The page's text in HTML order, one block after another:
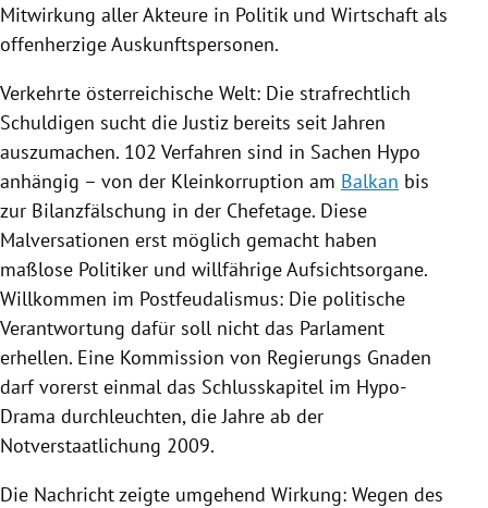
Mitwirkung aller Akteure in Politik und Wirtschaft als
offenherzige Auskunftspersonen.
Verkehrte österreichische Welt: Die strafrechtlich
Schuldigen sucht die Justiz bereits seit Jahren
auszumachen. 102 Verfahren sind in Sachen Hypo
anhängig – von der Kleinkorruption am Balkan bis
zur Bilanzfälschung in der Chefetage. Diese
Malversationen erst möglich gemacht haben
maßlose Politiker und willfährige Aufsichtsorgane.
Willkommen im Postfeudalismus: Die politische
Verantwortung dafür soll nicht das Parlament
erhellen. Eine Kommission von Regierungs Gnaden
darf vorerst einmal das Schlusskapitel im Hypo-
Drama durchleuchten, die Jahre ab der
Notverstaatlichung 2009.
Die Nachricht zeigte umgehend Wirkung: Wegen des